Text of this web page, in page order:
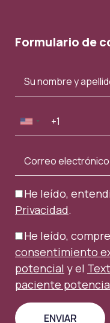
Formulario de
He leído,
Privacidad.
He leído,
consentimiento
potencial y el
paciente